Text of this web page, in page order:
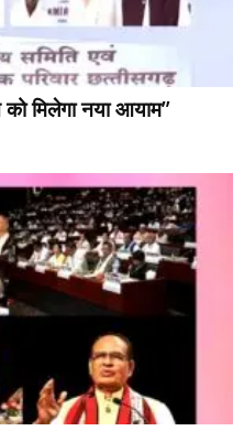
को मिलेगा नया आयाम”